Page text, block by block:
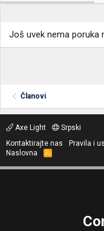
Još uvek nema poruka
Članovi
Axe Light
Srpski
Kontaktirajte nas
Pravila i
Naslovna
R
S